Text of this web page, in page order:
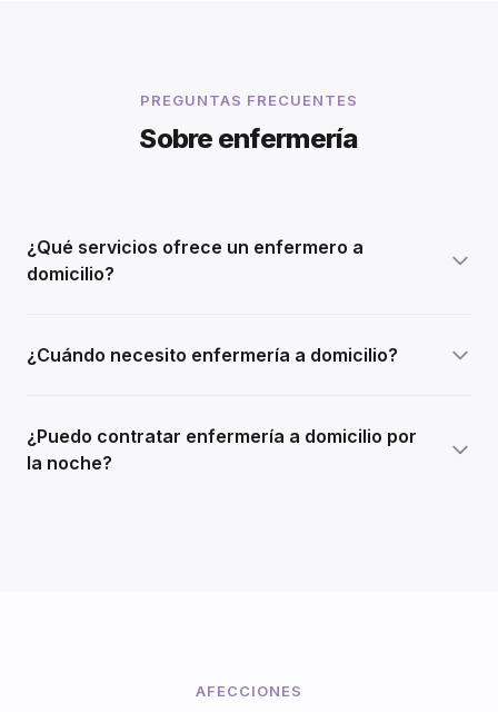
PREGUNTAS FRECUENTES
Sobre enfermería
¿Qué servicios ofrece un enfermero a
domicilio?
¿Cuándo necesito enfermería a domicilio?
¿Puedo contratar enfermería a domicilio por
la noche?
AFECCIONES